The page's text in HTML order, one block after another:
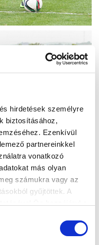
hirdetések személyre
biztosításához,
Ezenkívül
partnereinkkel
vonatkozó
más olyan
számukra vagy az
gyűjtöttek. A